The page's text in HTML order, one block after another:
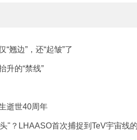
翘边”，还“起皱”了
升的“禁线”
逝世40周年
"？LHAASO首次捕捉到TeV宇宙线